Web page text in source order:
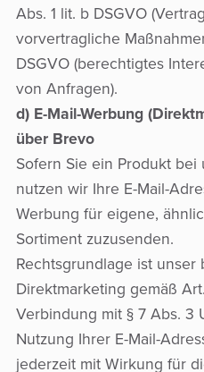
Abs. 1 lit. b DSGVO
vorvertragliche
DSGVO (berechtigtes
von Anfragen).
d) E-Mail-Werbung
über Brevo
Sofern Sie ein Produkt
nutzen wir Ihre E-Mail-
Werbung für eigene,
Sortiment zuzusenden.
Rechtsgrundlage ist
Direktmarketing gemäß
Verbindung mit § 7 Abs. 3
Nutzung Ihrer E-Mail-
jederzeit mit Wirkung für